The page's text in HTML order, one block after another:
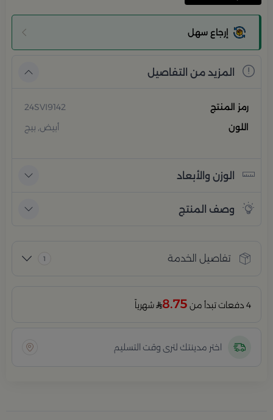
إرجاع سهل
المزيد من التفاصيل
رمز المنتج
24SVI9142
اللون
أبيض, بيج
الوزن والأبعاد
وصف المنتج
تفاصيل الخدمة 1
4 دفعات تبدأ من 8.75 شهرياً
اختر مدينتك لترى وقت التسليم